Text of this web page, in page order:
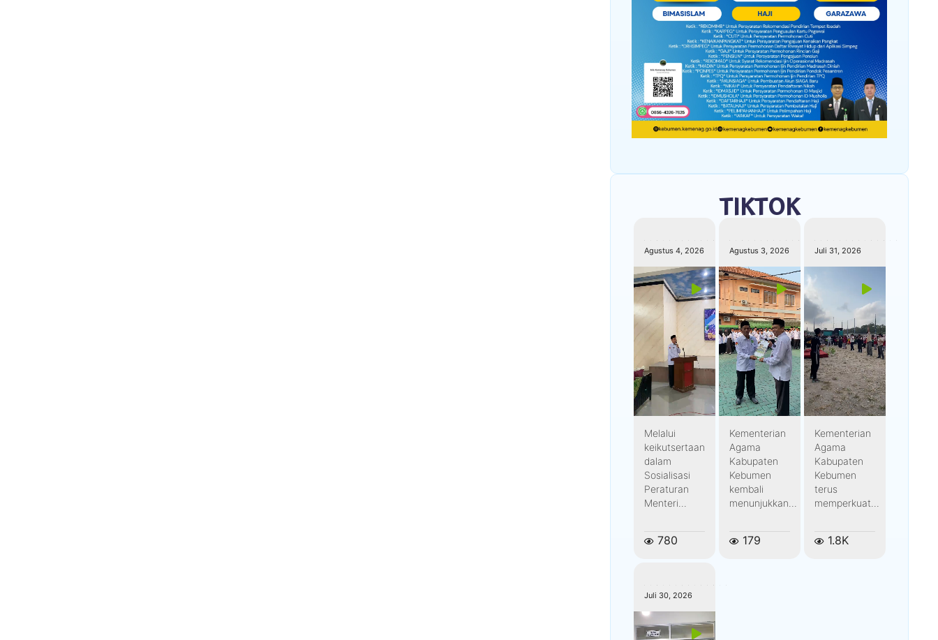
TIKTOK
Agustus 4, 2026
Melalui
keikutsertaan
dalam
Sosialisasi
Peraturan
Menteri...
780
Agustus 3, 2026
Kementerian
Agama
Kabupaten
Kebumen
kembali
menunjukkan...
179
Juli 31, 2026
Kementerian
Agama
Kabupaten
Kebumen
terus
memperkuat...
1.8K
Juli 30, 2026